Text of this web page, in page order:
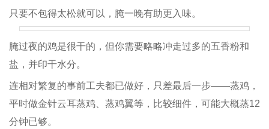
只要不包得太松就可以，腌一晚有助更入味。
腌过夜的鸡是很干的，但你需要略略冲走过多的五香粉和
盐，并印干水分。
连相对繁复的事前工夫都已做好，只差最后一步——蒸鸡，
平时做金针云耳蒸鸡、蒸鸡翼等，比较细件，可能大概蒸12
分钟已够。